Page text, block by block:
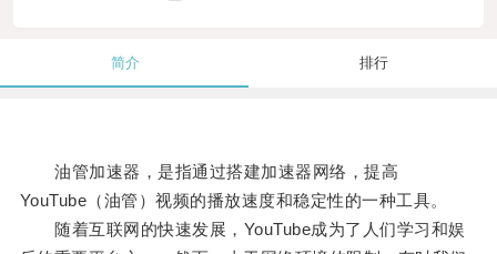
简介 排行
油管加速器，是指通过搭建加速器网络，提高
YouTube（油管）视频的播放速度和稳定性的一种工具。
随着互联网的快速发展，YouTube成为了人们学习和娱